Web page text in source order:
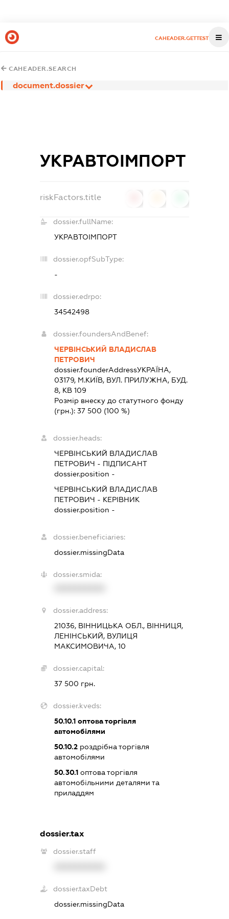
CAHEADER.GETTEST
CAHEADER.SEARCH
document.dossier
УКРАВТОІМПОРТ
riskFactors.title
dossier.fullName:
УКРАВТОІМПОРТ
dossier.opfSubType:
-
dossier.edrpo:
34542498
dossier.foundersAndBenef:
ЧЕРВІНСЬКИЙ ВЛАДИСЛАВ
ПЕТРОВИЧ
dossier.founderAddressУКРАЇНА,
03179, М.КИЇВ, ВУЛ. ПРИЛУЖНА, БУД.
8, КВ 109
Розмір внеску до статутного фонду
(грн.):37 500 (100 %)
dossier.heads:
ЧЕРВІНСЬКИЙ ВЛАДИСЛАВ
ПЕТРОВИЧ - ПІДПИСАНТ
dossier.position -
ЧЕРВІНСЬКИЙ ВЛАДИСЛАВ
ПЕТРОВИЧ - КЕРІВНИК
dossier.position -
dossier.beneficiaries:
dossier.missingData
dossier.smida:
dossier.address:
21036, ВІННИЦЬКА ОБЛ., ВІННИЦЯ,
ЛЕНІНСЬКИЙ, ВУЛИЦЯ
МАКСИМОВИЧА, 10
dossier.capital:
37 500 грн.
dossier.kveds:
50.10.1 оптова торгівля
автомобілями
50.10.2 роздрібна торгівля
автомобілями
50.30.1 оптова торгівля
автомобільними деталями та
приладдям
dossier.tax
dossier.staff
dossier.taxDebt
dossier.missingData